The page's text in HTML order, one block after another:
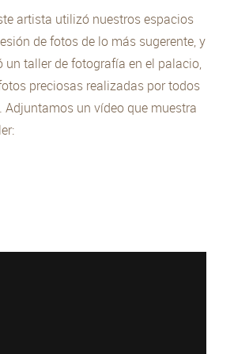
artista utilizó nuestros espacios
de fotos de lo más sugerente, y
un taller de fotografía en el palacio,
preciosas realizadas por todos
Adjuntamos un vídeo que muestra